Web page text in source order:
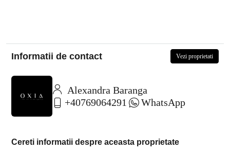
Informatii de contact Vezi proprietati
Alexandra Baranga
+40769064291
WhatsApp
Cereti informatii despre aceasta proprietate